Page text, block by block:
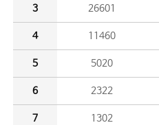
3 26601
4 11460
5 5020
6 2322
7 1302